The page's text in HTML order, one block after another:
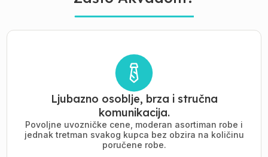
Ljubazno osoblje, brza i stručna
komunikacija.
Povoljne uvozničke cene, moderan asortiman robe i
jednak tretman svakog kupca bez obzira na količinu
poručene robe.